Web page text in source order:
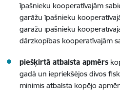
īpašnieku kooperatīvajām
garāžu īpašnieku
garāžu īpašnieku
dārzkopības kooperatīvajām
piešķirtā atbalsta apmērs
gadā un iepriekšējos divos
minimis atbalsta kopējo